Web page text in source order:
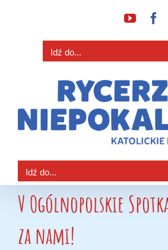
Idź do...
Idź do...
V Ogólnopolskie
za nami!